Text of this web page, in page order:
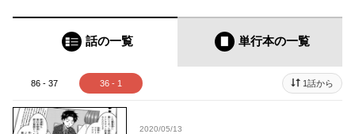
話の一覧 単行本の一覧
86 - 37 36 - 1 1話から
2020/05/13